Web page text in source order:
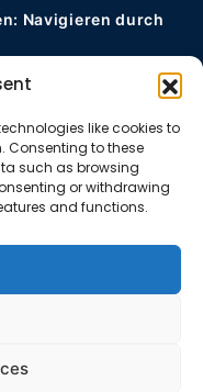
like cookies to
Consenting to these
such as browsing
or withdrawing
and functions.
Navigieren durch
Navigieren durch
Berlin